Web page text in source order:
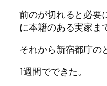
前のが切れると必要
に本籍のある実家ま
それから新宿都庁の
1週間でできた。